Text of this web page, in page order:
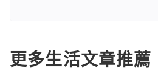
更多生活文章推薦